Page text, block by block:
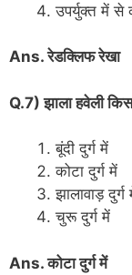
उपर्युक्त में से
Ans. रेडक्लिफ रेखा
Q.7) झाला हवेली
बूंदी दुर्ग में
कोटा दुर्ग में
झालावाड़ दुर्ग
चुरू दुर्ग में
Ans. कोटा दुर्ग में